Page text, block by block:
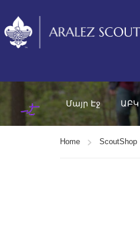
Մայր Էջ ԱԲԿ
Home ScoutShop